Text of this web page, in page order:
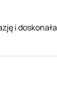
i doskonała